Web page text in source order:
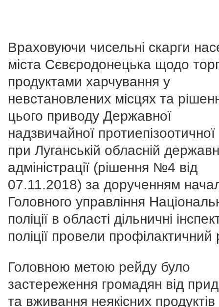
Враховуючи чисельні скарги
міста Сєвєродонецька щодо
продуктами харчування у
невстановлених місцях та
цього приводу Державної
надзвичайної протиепізоотичної
при Луганській обласній
адміністрації (рішення №4 від
07.11.2018) за дорученням
Головного управління
поліції в області дільничні
поліції провели
Головною метою рейду було
застереження громадян від
та вживання неякісних продуктів